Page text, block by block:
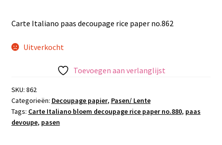
Carte Italiano paas decoupage rice paper no.862
Uitverkocht
Toevoegen aan verlanglijst
SKU: 862
Categorieën: Decoupage papier, Pasen/ Lente
Tags: Carte Italiano bloem decoupage rice paper no.880, paas
devoupe, pasen